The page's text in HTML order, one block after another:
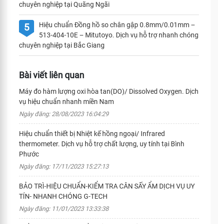
chuyên nghiệp tại Quãng Ngãi
5
Hiệu chuẩn Đồng hồ so chân gập 0.8mm/0.01mm –
513-404-10E – Mitutoyo. Dịch vụ hỗ trợ nhanh chóng
chuyên nghiệp tại Bắc Giang
Bài viết liên quan
Máy đo hàm lượng oxi hòa tan(DO)/ Dissolved Oxygen. Dịch
vụ hiệu chuẩn nhanh miền Nam
Ngày đăng: 28/08/2023 16:04:29
Hiệu chuẩn thiết bị Nhiệt kế hồng ngoại/ Infrared
thermometer. Dịch vụ hỗ trợ chất lượng, uy tính tại Bình
Phước
Ngày đăng: 17/11/2023 15:27:13
BẢO TRÌ-HIỆU CHUẨN-KIỂM TRA CÂN SẤY ẨM DỊCH VỤ UY
TÍN- NHANH CHÓNG G-TECH
Ngày đăng: 11/01/2023 13:33:38